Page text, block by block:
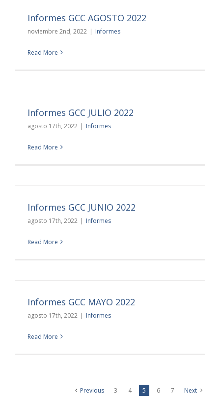
Informes GCC AGOSTO 2022
noviembre 2nd, 2022 | Informes
Read More
Informes GCC JULIO 2022
agosto 17th, 2022 | Informes
Read More
Informes GCC JUNIO 2022
agosto 17th, 2022 | Informes
Read More
Informes GCC MAYO 2022
agosto 17th, 2022 | Informes
Read More
Previous 3 4 5 6 7 Next